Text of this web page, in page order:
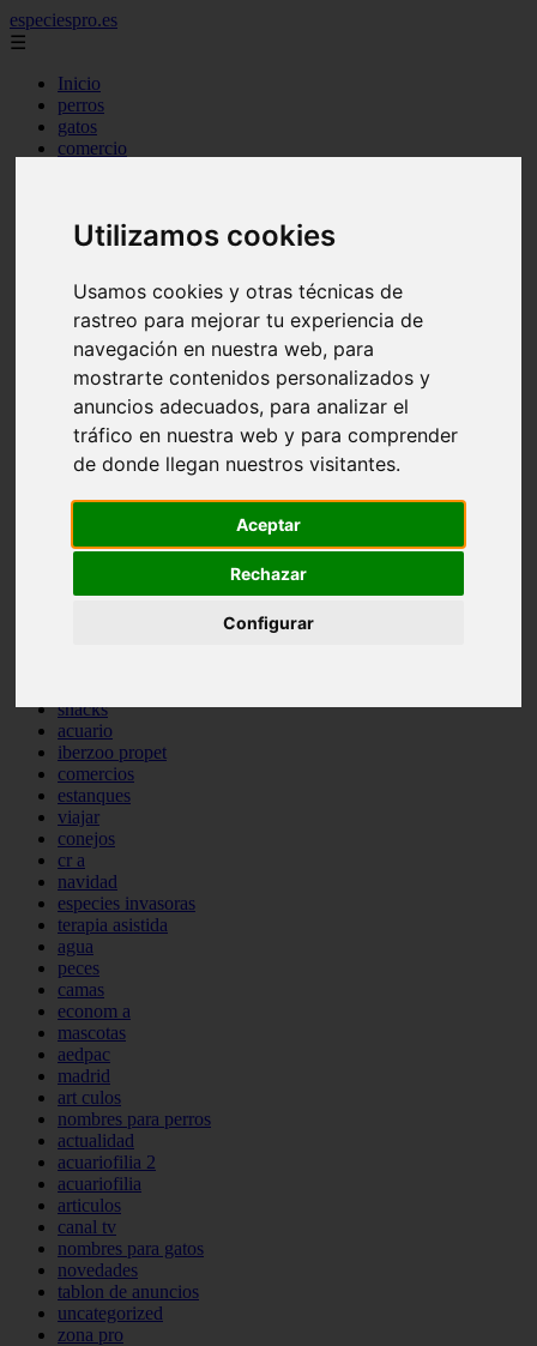
Utilizamos cookies
Usamos cookies y otras técnicas de
rastreo para mejorar tu experiencia de
navegación en nuestra web, para
mostrarte contenidos personalizados y
anuncios adecuados, para analizar el
tráfico en nuestra web y para comprender
de donde llegan nuestros visitantes.
Aceptar
Rechazar
Configurar
especiespro.es
☰
Inicio
perros
gatos
comercio
salud
mantenimiento
aves
marketing
bienestar
peque os mam feros
verano
legislaci n
peluquer a
accesorios
comportamiento
reptiles
snacks
acuario
iberzoo propet
comercios
estanques
viajar
conejos
cr a
navidad
especies invasoras
terapia asistida
agua
peces
camas
econom a
mascotas
aedpac
madrid
art culos
nombres para perros
actualidad
acuariofilia 2
acuariofilia
articulos
canal tv
nombres para gatos
novedades
tablon de anuncios
uncategorized
zona pro